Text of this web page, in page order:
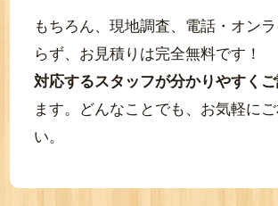
もちろん、現地調査、電話・オン
らず、お見積りは完全無料です！
対応するスタッフが分かりやすく
ます。どんなことでも、お気軽に
い。